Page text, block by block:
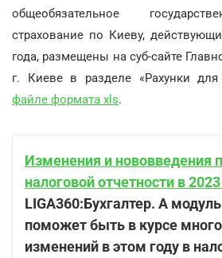
общеобязательное
страхование по Киеву,
года, размещены на суб-сайте
г. Киеве в разделе «Рахунки для
файле формата xls.
Изменения и нововведения
налоговой отчетности в
LIGA360:Бухгалтер. А
поможет быть в курсе
изменений в этом году в